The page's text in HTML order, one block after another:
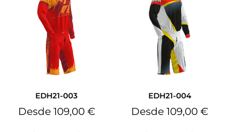
EDH21-003
Desde 109,00 €
EDH21-004
Desde 109,00 €